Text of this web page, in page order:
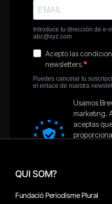
QUI SOM?
Fundació Periodisme Plural